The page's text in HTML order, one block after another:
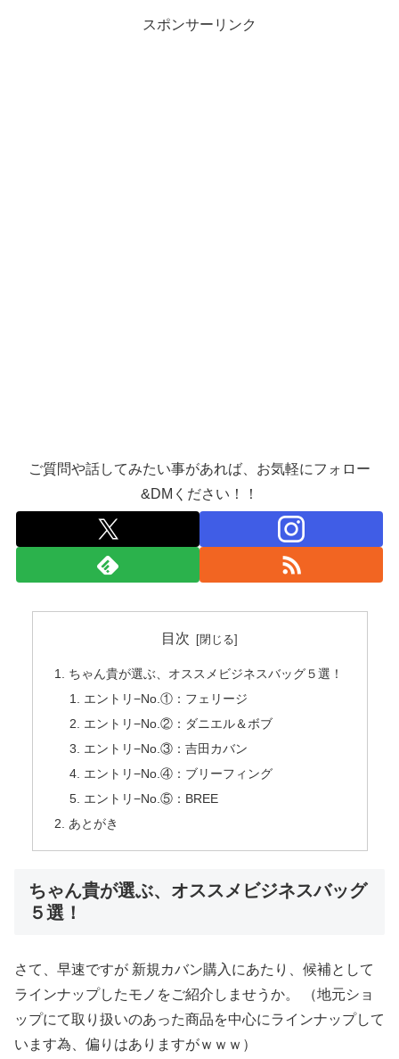
スポンサーリンク
ご質問や話してみたい事があれば、お気軽にフォロー
&DMください！！
目次
ちゃん貴が選ぶ、オススメビジネスバッグ５選！
エントリ−No.①：フェリージ
エントリ−No.②：ダニエル＆ボブ
エントリ−No.③：吉田カバン
エントリ−No.④：ブリーフィング
エントリ−No.⑤：BREE
あとがき
ちゃん貴が選ぶ、オススメビジネスバッグ
５選！
さて、早速ですが 新規カバン購入にあたり、候補として
ラインナップしたモノをご紹介しませうか。 （地元ショ
ップにて取り扱いのあった商品を中心にラインナップして
います為、偏りはありますがｗｗｗ）